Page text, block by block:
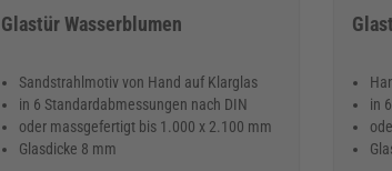
Glastür Wasserblumen
Sandstrahlmotiv von Hand auf Klarglas
in 6 Standardabmessungen nach DIN
oder massgefertigt bis 1.000 x 2.100 mm
Glasdicke 8 mm
in